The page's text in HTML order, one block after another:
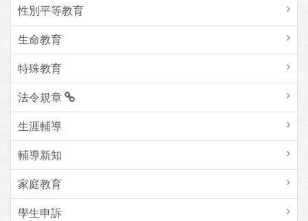
性別平等教育
生命教育
特殊教育
法令規章
生涯輔導
輔導新知
家庭教育
學生申訴